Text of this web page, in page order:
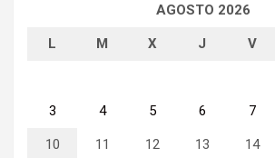
AGOSTO 2026
L M X J V
3 4 5 6 7
10 11 12 13 14